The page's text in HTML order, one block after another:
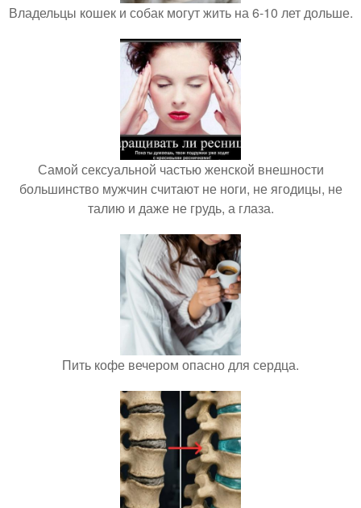
Владельцы кошек и собак могут жить на 6-10 лет дольше.
Самой сексуальной частью женской внешности
большинство мужчин считают не ноги, не ягодицы, не
талию и даже не грудь, а глаза.
Пить кофе вечером опасно для сердца.